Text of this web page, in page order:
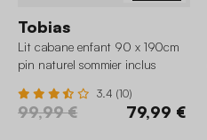
Tobias
Lit cabane enfant 90 x 190cm
pin naturel sommier inclus
3.4 (10)
99,99 € 79,99 €